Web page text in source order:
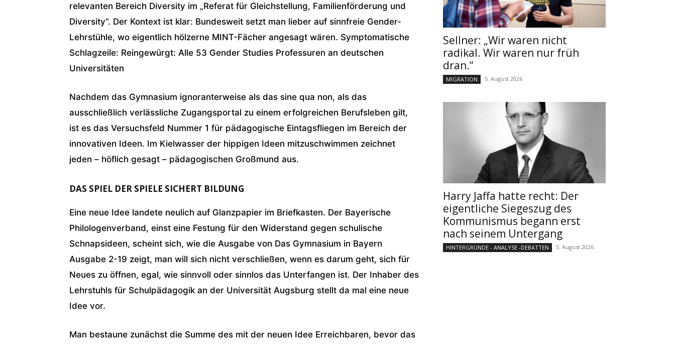
relevanten Bereich Diversity im „Referat für Gleichstellung, Familienförderung und
Diversity“. Der Kontext ist klar: Bundesweit setzt man lieber auf sinnfreie Gender-
Lehrstühle, wo eigentlich hölzerne MINT-Fächer angesagt wären. Symptomatische
Schlagzeile: Reingewürgt: Alle 53 Gender Studies Professuren an deutschen
Universitäten
Nachdem das Gymnasium ignoranterweise als das sine qua non, als das
ausschließlich verlässliche Zugangsportal zu einem erfolgreichen Berufsleben gilt,
ist es das Versuchsfeld Nummer 1 für pädagogische Eintagsfliegen im Bereich der
innovativen Ideen. Im Kielwasser der hippigen Ideen mitzuschwimmen zeichnet
jeden – höflich gesagt – pädagogischen Großmund aus.
DAS SPIEL DER SPIELE SICHERT BILDUNG
Eine neue Idee landete neulich auf Glanzpapier im Briefkasten. Der Bayerische
Philologenverband, einst eine Festung für den Widerstand gegen schulische
Schnapsideen, scheint sich, wie die Ausgabe von Das Gymnasium in Bayern
Ausgabe 2-19 zeigt, man will sich nicht verschließen, wenn es darum geht, sich für
Neues zu öffnen, egal, wie sinnvoll oder sinnlos das Unterfangen ist. Der Inhaber des
Lehrstuhls für Schulpädagogik an der Universität Augsburg stellt da mal eine neue
Idee vor.
Man bestaune zunächst die Summe des mit der neuen Idee Erreichbaren, bevor das
Sellner: „Wir waren nicht
radikal. Wir waren nur früh
dran.“
MIGRATION 5. August 2026
Harry Jaffa hatte recht: Der
eigentliche Siegeszug des
Kommunismus begann erst
nach seinem Untergang
HINTERGRÜNDE - ANALYSE -DEBATTEN 5. August 2026